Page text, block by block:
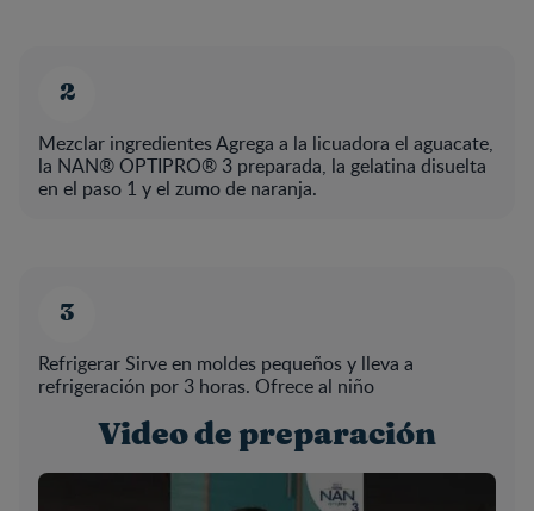
Mezclar ingredientes Agrega a la licuadora el aguacate,
la NAN® OPTIPRO® 3 preparada, la gelatina disuelta
en el paso 1 y el zumo de naranja.
Refrigerar Sirve en moldes pequeños y lleva a
refrigeración por 3 horas. Ofrece al niño
Video de preparación